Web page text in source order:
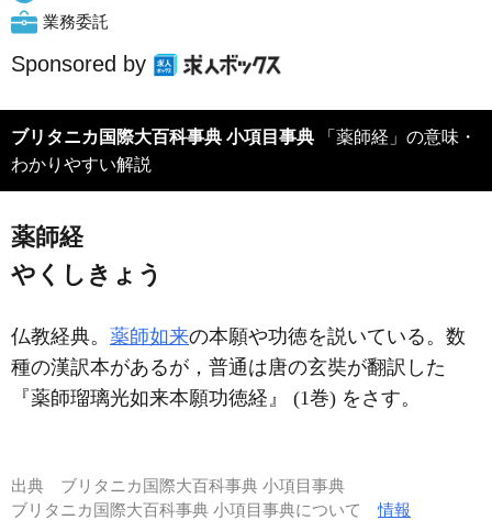
業務委託
Sponsored by
ブリタニカ国際大百科事典 小項目事典
わかりやすい解説
薬師経
やくしきょう
仏教経典。 薬師如来の本願や功徳を説いている。数
種の漢訳本があるが，普通は唐の玄奘が翻訳した
『薬師瑠璃光如来本願功徳経』 (1巻) をさす。
出典 ブリタニカ国際大百科事典 小項目事典
ブリタニカ国際大百科事典 小項目事典について情報